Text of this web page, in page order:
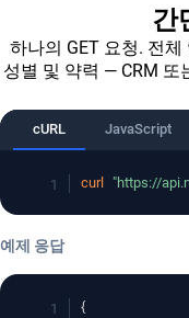
간
하나의 GET 요청. 전
성별 및 약력 — CRM 또
cURL JavaScript
curl "https://
예제 응답
{